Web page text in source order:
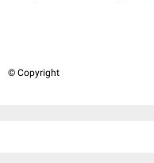
© Copyright